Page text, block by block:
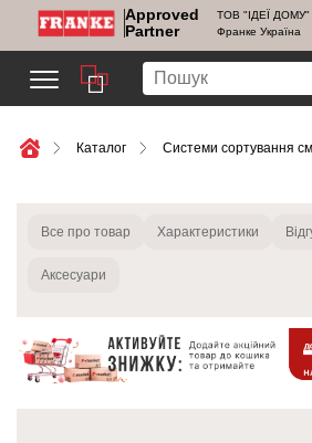
Approved
Partner
ТОВ "ІДЕЇ ДОМУ"
Франке Україна
Каталог Системи сортування
Все про товар Характеристики
Аксесуари